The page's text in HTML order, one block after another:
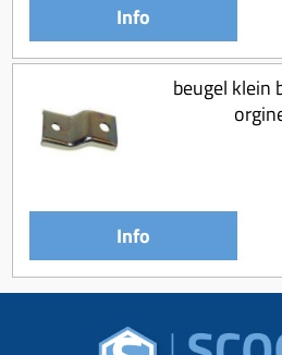
Info
beugel klein
Info